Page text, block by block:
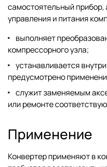
самостоятельный прибор,
управления и питания
выполняет
компрессорного узла;
устанавливается
предусмотрено
служит заменяемым
или ремонте
Применение
Конвертер применяют в